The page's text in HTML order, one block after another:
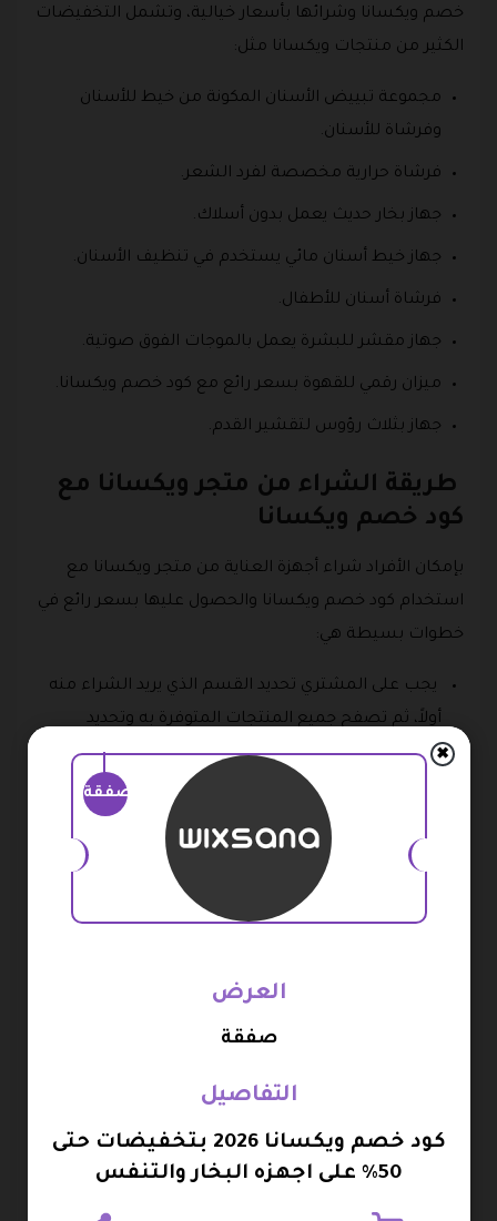
خصم ويكسانا وشرائها بأسعار خيالية، وتشمل التخفيضات
الكثير من منتجات ويكسانا مثل:
مجموعة تبييض الأسنان المكونة من خيط للأسنان
وفرشاة للأسنان.
فرشاة حرارية مخصصة لفرد الشعر.
جهاز بخار حديث يعمل بدون أسلاك.
جهاز خيط أسنان مائي يستخدم في تنظيف الأسنان.
فرشاة أسنان للأطفال.
جهاز مقشر للبشرة يعمل بالموجات الفوق صوتية.
ميزان رقمي للقهوة بسعر رائع مع كود خصم ويكسانا.
جهاز بثلاث رؤوس لتقشير القدم.
طريقة الشراء من متجر ويكسانا مع
كود خصم ويكسانا
بإمكان الأفراد شراء أجهزة العناية من متجر ويكسانا مع
استخدام كود خصم ويكسانا والحصول عليها بسعر رائع في
خطوات بسيطة هي:
يجب على المشتري تحديد القسم الذي يريد الشراء منه
أولاً، ثم تصفح جميع المنتجات المتوفرة به وتحديد
الأجهزة التي يريد شرائها عن طريق إضافتها إلى سلة
ومن خلال السله يقوم العميل بتعبئة البيانات المطلوبة
وكتابة عنوان التوصيل الخاص به بشكل صحيح ودقيق
حتى يتم توصيل الطلب في الوقت المحدد.
جميع البيانات الخاصة بها لتفعيلها مع إمكانية تطبيق
كود خصم ويكسانا في هذه الخطوة.
رائع من سعر الأجهزة في فاتورة الشراء.
أكواد خصم ويكسانا
صفقة
✖
العرض
صفقة
التفاصيل
كود خصم ويكسانا 2026 بتخفيضات حتى
50% على اجهزه البخار والتنفس